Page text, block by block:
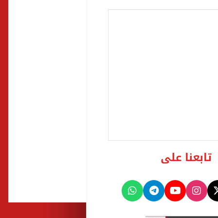
تابعنا على